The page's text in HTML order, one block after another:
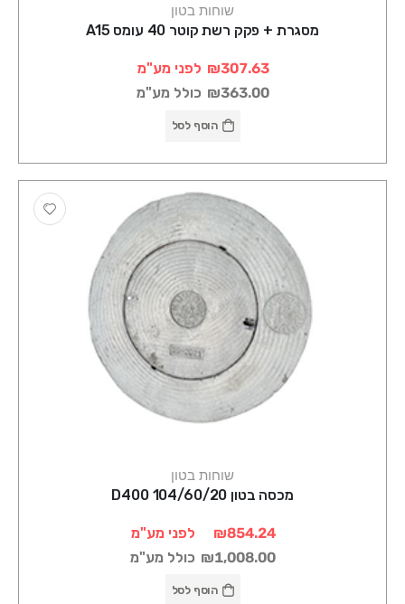
שוחות בטון
מסגרת + פקק רשת קוטר 40 עומס A15
₪307.63 לפני מע"מ
₪363.00 כולל מע"מ
הוסף לסל
שוחות בטון
מכסה בטון 104/60/20 D400
₪854.24
לפני מע"מ
₪1,008.00 כולל מע"מ
הוסף לסל